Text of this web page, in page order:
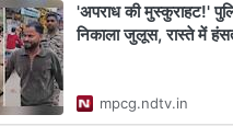
'अपराध की मुस्कुराहट!'
निकाला जुलूस, रास्ते में
mpcg.ndtv.in